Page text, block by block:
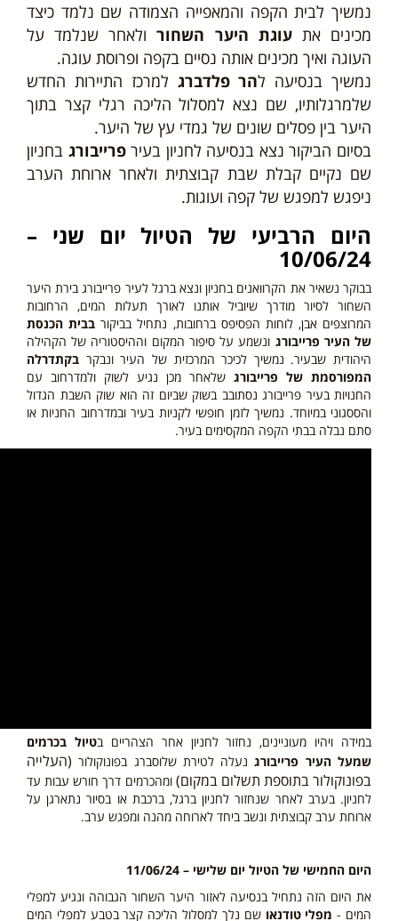
נמשיך לבית הקפה והמאפייה הצמודה שם נלמד כיצד
מכינים אתעוגת היער השחורולאחר שנלמד על
העוגה ואיך מכינים אותה נסיים בקפה ופרוסת עוגה.
נמשיך בנסיעה להר פלדברג למרכז התיירות החדש
שלמרגלותיו, שם נצא למסלול הליכה רגלי קצר בתוך
היער בין פסלים שונים של גמדי עץ של היער.
בסיום הביקור נצא בנסיעה לחניון בעירפרייבורג בחניון
שם נקיים קבלת שבת קבוצתית ולאחר ארוחת הערב
ניפגש למפגש של קפה ועוגות.
היום הרביעי של הטיול יום שני –
10/06/24
בבוקר נשאיר את הקרוואנים בחניון ונצא ברגל לעיר פרייבורג בירת היער
השחור לסיור מודרך שיוביל אותנו לאורך תעלות המים, הרחובות
המרוצפים אבן, לוחות הפסיפס ברחובות, נתחיל בביקור בבית הכנסת
של העיר פרייבורג ונשמע על סיפור המקום וההיסטוריה של הקהילה
היהודית שבעיר. נמשיך לכיכר המרכזית של העיר ונבקר בקתדרלה
המפורסמת של פרייבורג שלאחר מכן נגיע לשוק ולמדרחוב עם
החנויות בעיר פרייבורג נסתובב בשוק שביום זה הוא שוק השבת הגדול
והססגוני במיוחד. נמשיך לזמן חופשי לקניות בעיר ובמדרחוב החניות או
סתם נבלה בבתי הקפה המקסימים בעיר.
במידה ויהיו מעוניינים, נחזור לחניון אחר הצהריים בטיול בכרמים
שמעל העיר פרייבורגנעלה לטירת שלוסברג בפונוקולור (העלייה
בפונוקולור בתוספת תשלום במקום) ומהכרמים דרך חורש עבות עד
לחניון. בערב לאחר שנחזור לחניון ברגל, ברכבת או בסיור נתארגן על
ארוחת ערב קבוצתית ונשב ביחד לארוחה מהנה ומפגש ערב.
היום החמישי של הטיול יום שלישי – 11/06/24
את היום הזה נתחיל בנסיעה לאזור היער השחור הגבוהה ונגיע למפלי
המים - מפלי טודנאו שם נלך למסלול הליכה קצר בטבע למפלי המים